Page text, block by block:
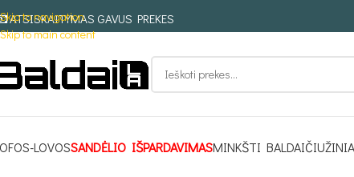
Skip to navigation
Skip to main content
ATSISKAITYMAS GAVUS PREKES
LOVOSSANDĖLIO IŠPARDAVIMASMINKŠTI BALDAI